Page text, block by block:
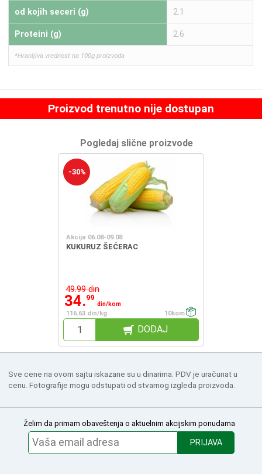
od kojih seceri (g) 2.1
Proteini (g) 2.6
*Hranljiva vrednost na 100g proizvoda
Proizvod trenutno nije dostupan
Pogledaj slične proizvode
-30%
Akcija 06.08-09.08
KUKURUZ ŠEĆERAC
49.99 din
34.99
din/kom
116.63 din/kg
10kom
DODAJ
Sve cene na ovom sajtu iskazane su u dinarima. PDV je uračunat u
cenu. Fotografije mogu odstupati od stvarnog izgleda proizvoda.
Želim da primam obaveštenja o aktuelnim akcijskim ponudama
PRIJAVA